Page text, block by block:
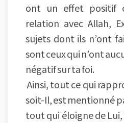
ont un effet positif
relation avec Allah,
sujets dont ils n’ont
sont ceux qui n’ont
négatif sur ta foi.
Ainsi, tout ce qui
soit-Il, est mentionné
tout qui éloigne de